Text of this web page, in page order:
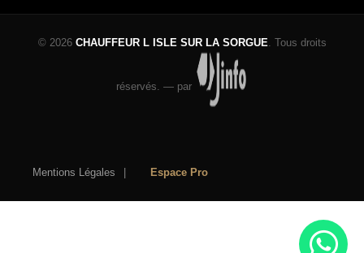
© 2026 CHAUFFEUR L ISLE SUR LA SORGUE. Tous droits
réservés. — par
Mentions Légales Espace Pro